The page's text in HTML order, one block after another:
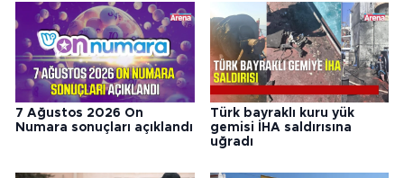
7 Ağustos 2026 On
Numara sonuçları açıklandı
Türk bayraklı kuru yük
gemisi İHA saldırısına
uğradı